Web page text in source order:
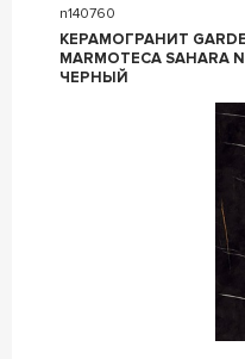
n140760
КЕРАМОГРАНИТ
MARMOTECA SAHARA
ЧЕРНЫЙ